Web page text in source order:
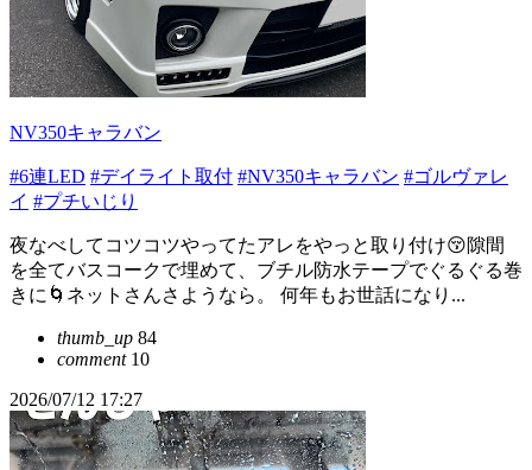
NV350キャラバン
#6連LED #デイライト取付 #NV350キャラバン #ゴルヴァレ
イ #プチいじり
夜なべしてコツコツやってたアレをやっと取り付け😚隙間
を全てバスコークで埋めて、ブチル防水テープでぐるぐる巻
きに🌀ネットさんさようなら。 何年もお世話になり...
thumb_up 84
comment10
2026/07/12 17:27